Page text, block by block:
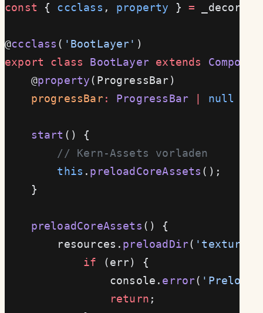
const { ccclass , property } =
@ccclass ( 'BootLayer' )
export class BootLayer extends
    @
property(ProgressBar)
    progressBar
: ProgressBar null
    start
() {
        // Kern-Assets vorladen
        this
. preloadCoreAssets ();
    }
    preloadCoreAssets
() {
        resources.
preloadDir( 'textures'
            if
(err) {
                console.
error( 'Preload
                return
;